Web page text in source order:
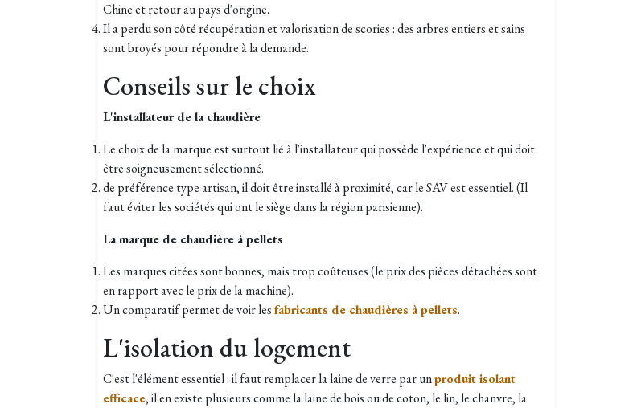
Chine et retour au pays d'origine.
Il a perdu son côté récupération et valorisation de scories : des arbres entiers et sains
sont broyés pour répondre à la demande.
Conseils sur le choix
L'installateur de la chaudière
Le choix de la marque est surtout lié à l'installateur qui possède l'expérience et qui doit
être soigneusement sélectionné.
de préférence type artisan, il doit être installé à proximité, car le SAV est essentiel. (Il
faut éviter les sociétés qui ont le siège dans la région parisienne).
La marque de chaudière à pellets
Les marques citées sont bonnes, mais trop coûteuses (le prix des pièces détachées sont
en rapport avec le prix de la machine).
Un comparatif permet de voir lesfabricants de chaudières à pellets.
L'isolation du logement
C'est l'élément essentiel : il faut remplacer la laine de verre par unproduit isolant
efficace, il en existe plusieurs comme la laine de bois ou de coton, le lin, le chanvre, la